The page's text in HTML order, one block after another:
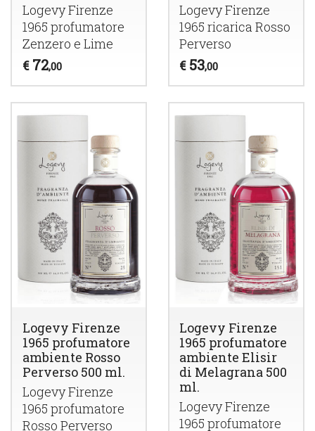
Logevy Firenze
1965 profumatore
Zenzero e Lime
€ 72,00
Logevy Firenze
1965 ricarica Rosso
Perverso
€ 53,00
Logevy Firenze
1965 profumatore
ambiente Rosso
Perverso 500 ml.
Logevy Firenze
1965 profumatore
Rosso Perverso
Logevy Firenze
1965 profumatore
ambiente Elisir
di Melagrana 500
ml.
Logevy Firenze
1965 profumatore